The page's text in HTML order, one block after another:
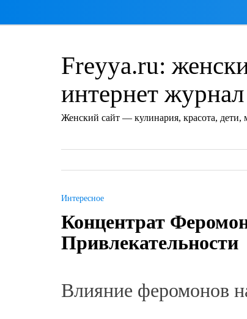
Freyya.ru:
интернет журнал
Женский сайт — кулинария, красота, дети,
Интересное
Концентрат
Привлекательности
Влияние феромонов